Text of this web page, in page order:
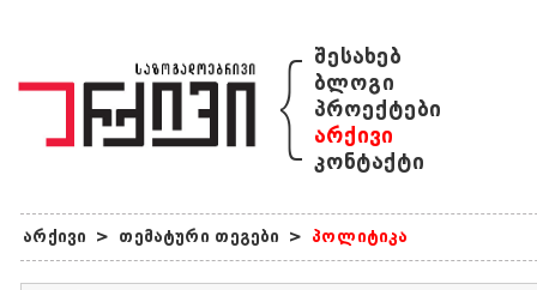
{ შესახებ
ბლოგი
პროექტები
არქივი
კონტაქტი
არქივი > თემატური თეგები > პოლიტიკა